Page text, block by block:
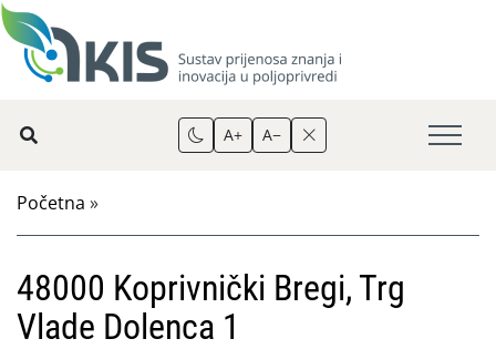
A+ A−
Početna »
48000 Koprivnički Bregi, Trg
Vlade Dolenca 1